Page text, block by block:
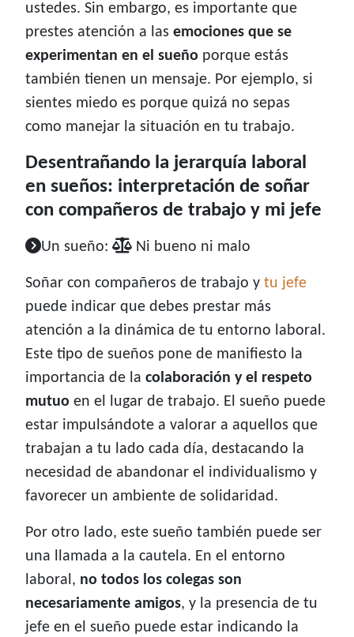
ustedes. Sin embargo, es importante que
prestes atención a las emociones que se
experimentan en el sueño porque estás
también tienen un mensaje. Por ejemplo, si
sientes miedo es porque quizá no sepas
como manejar la situación en tu trabajo.
Desentrañando la jerarquía laboral
en sueños: interpretación de soñar
con compañeros de trabajo y mi jefe
Un sueño: Ni bueno ni malo
Soñar con compañeros de trabajo y tu jefe
puede indicar que debes prestar más
atención a la dinámica de tu entorno laboral.
Este tipo de sueños pone de manifiesto la
importancia de la colaboración y el respeto
mutuo en el lugar de trabajo. El sueño puede
estar impulsándote a valorar a aquellos que
trabajan a tu lado cada día, destacando la
necesidad de abandonar el individualismo y
favorecer un ambiente de solidaridad.
Por otro lado, este sueño también puede ser
una llamada a la cautela. En el entorno
laboral, no todos los colegas son
necesariamente amigos, y la presencia de tu
jefe en el sueño puede estar indicando la